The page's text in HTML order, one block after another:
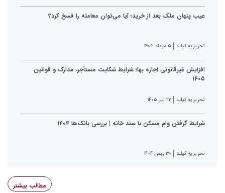
عیب پنهان ملک بعد از خرید؛ آیا می‌توان معامله را فسخ کرد؟
تحریریه کیلید ۵ مرداد ۱۴۰۵
افزایش غیرقانونی اجاره بها؛ شرایط شکایت مستأجر، مدارک و قوانین
۱۴۰۵
تحریریه کیلید ۲۲ تیر ۱۴۰۵
شرایط گرفتن وام مسکن با سند خانه | بررسی بانک‌ها ۱۴۰۴
تحریریه کیلید ۳۰ بهمن ۱۴۰۴
مطالب بیشتر